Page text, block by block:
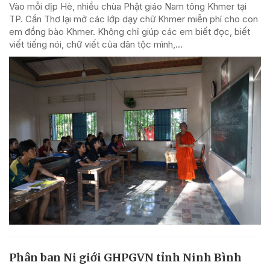
Vào mỗi dịp Hè, nhiều chùa Phật giáo Nam tông Khmer tại
TP. Cần Thơ lại mở các lớp dạy chữ Khmer miễn phí cho con
em đồng bào Khmer. Không chỉ giúp các em biết đọc, biết
viết tiếng nói, chữ viết của dân tộc mình,...
Phân ban Ni giới GHPGVN tỉnh Ninh Bình